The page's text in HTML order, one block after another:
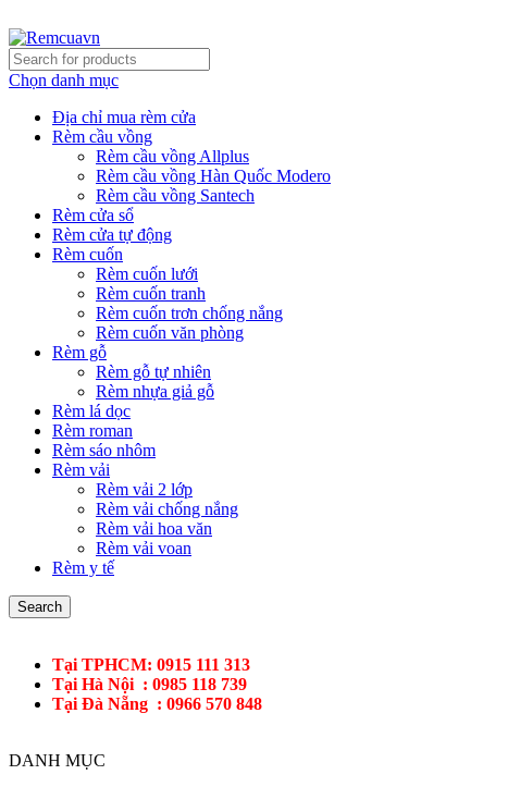
Chọn danh mục
Địa chỉ mua rèm cửa
Rèm cầu vồng
Rèm cầu vồng Allplus
Rèm cầu vồng Hàn Quốc Modero
Rèm cầu vồng Santech
Rèm cửa sổ
Rèm cửa tự động
Rèm cuốn
Rèm cuốn lưới
Rèm cuốn tranh
Rèm cuốn trơn chống nắng
Rèm cuốn văn phòng
Rèm gỗ
Rèm gỗ tự nhiên
Rèm nhựa giả gỗ
Rèm lá dọc
Rèm roman
Rèm sáo nhôm
Rèm vải
Rèm vải 2 lớp
Rèm vải chống nắng
Rèm vải hoa văn
Rèm vải voan
Rèm y tế
Search
Tại TPHCM: 0915 111 313
Tại Hà Nội : 0985 118 739
Tại Đà Nẵng : 0966 570 848
DANH MỤC